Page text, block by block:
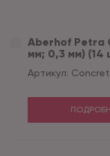
Aberhof Petra
мм; 0,3 мм) (14
Артикул: